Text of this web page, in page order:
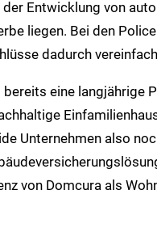
Entwicklung von
liegen. Bei den
dadurch
eine langjährige
Unternehmen also
von Domcura als